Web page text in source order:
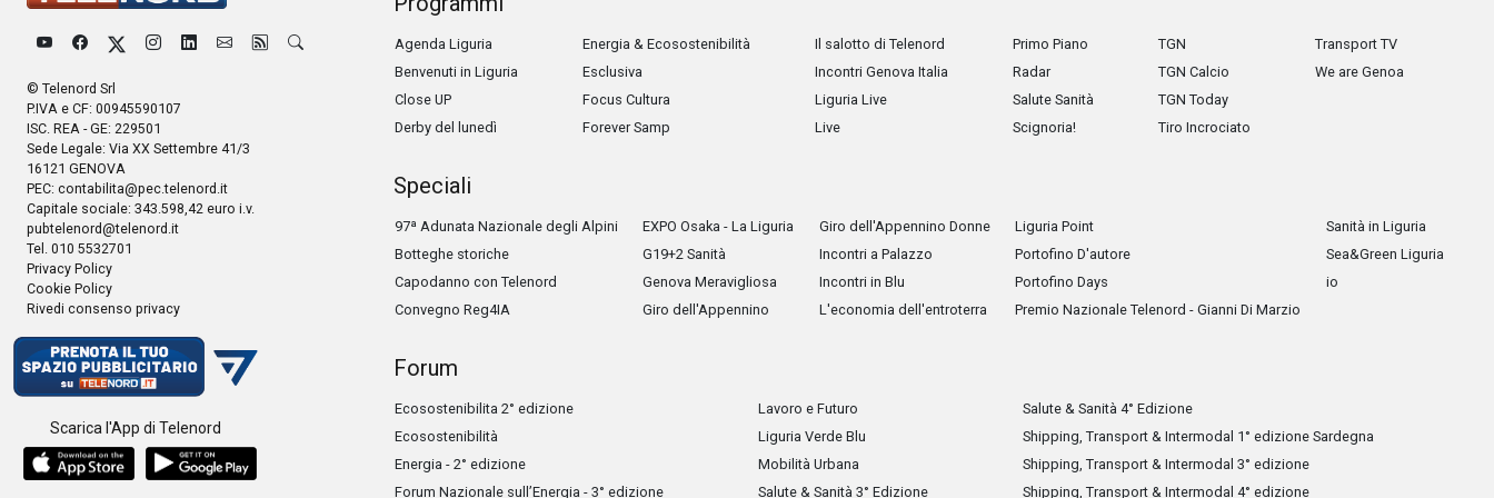
© Telenord Srl
P.IVA e CF: 00945590107
ISC. REA - GE: 229501
Sede Legale: Via XX Settembre 41/3
16121 GENOVA
PEC: contabilita@pec.telenord.it
Capitale sociale: 343.598,42 euro i.v.
pubtelenord@telenord.it
Tel. 010 5532701
Privacy Policy
Cookie Policy
Rivedi consenso privacy
Scarica l'App di Telenord
Agenda Liguria
Benvenuti in Liguria
Close UP
Derby del lunedì
Energia & Ecosostenibilità
Esclusiva
Focus Cultura
Forever Samp
Il salotto di Telenord
Incontri Genova Italia
Liguria Live
Live
Primo Piano
Radar
Salute Sanità
Scignoria!
TGN
TGN Calcio
TGN Today
Tiro Incrociato
Transport TV
We are Genoa
Speciali
97ª Adunata Nazionale degli Alpini
Botteghe storiche
Capodanno con Telenord
Convegno Reg4IA
EXPO Osaka - La Liguria
G19+2 Sanità
Genova Meravigliosa
Giro dell'Appennino
Giro dell'Appennino Donne
Incontri a Palazzo
Incontri in Blu
L'economia dell'entroterra
Liguria Point
Portofino D'autore
Portofino Days
Premio Nazionale Telenord - Gianni Di Marzio
Sanità in Liguria
Sea&Green Liguria
io
Forum
Ecosostenibilita 2° edizione
Ecosostenibilità
Energia - 2° edizione
Forum Nazionale sull’Energia - 3° edizione
Lavoro e Futuro
Liguria Verde Blu
Mobilità Urbana
Salute & Sanità 3° Edizione
Salute & Sanità 4° Edizione
Shipping, Transport & Intermodal 1° edizione Sardegna
Shipping, Transport & Intermodal 3° edizione
Shipping, Transport & Intermodal 4° edizione